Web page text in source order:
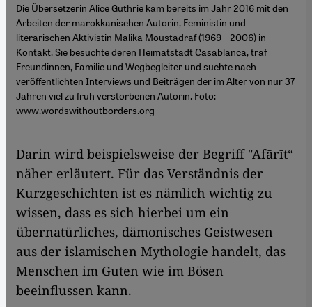
Die Übersetzerin Alice Guthrie kam bereits im Jahr 2016 mit den
Arbeiten der marokkanischen Autorin, Feministin und
literarischen Aktivistin Malika Moustadraf (1969 – 2006) in
Kontakt. Sie besuchte deren Heimatstadt Casablanca, traf
Freundinnen, Familie und Wegbegleiter und suchte nach
veröffentlichten Interviews und Beiträgen der im Alter von nur 37
Jahren viel zu früh verstorbenen Autorin. Foto:
www.wordswithoutborders.org
Darin wird beispielsweise der Begriff "Afārīt“
näher erläutert. Für das Verständnis der
Kurzgeschichten ist es nämlich wichtig zu
wissen, dass es sich hierbei um ein
übernatürliches, dämonisches Geistwesen
aus der islamischen Mythologie handelt, das
Menschen im Guten wie im Bösen
beeinflussen kann.